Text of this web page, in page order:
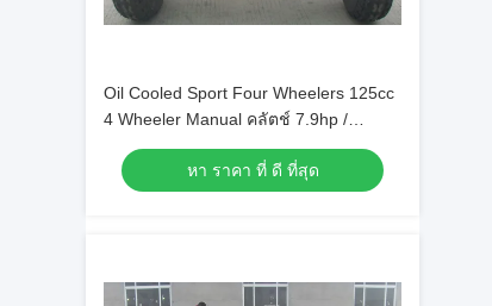
Oil Cooled Sport Four Wheelers 125cc
4 Wheeler Manual คลัตช์ 7.9hp /
7000rpm
หา ราคา ที่ ดี ที่สุด